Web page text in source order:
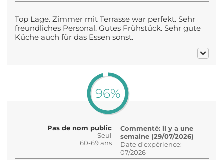
Top Lage. Zimmer mit Terrasse war perfekt. Sehr
freundliches Personal. Gutes Frühstück. Sehr gute
Küche auch für das Essen sonst.
96%
Pas de nom public
Seul
60-69 ans
Commenté: il y a une
semaine (29/07/2026)
Date d'expérience:
07/2026